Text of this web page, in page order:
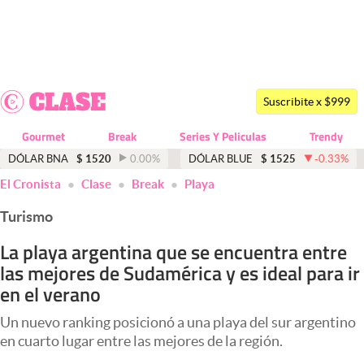
Dólar
Economía y Política
Finanzas y Mercados
Mercados Online
Negocios
Columnistas
Apertura
Suscribite x $999
Gourmet Break Series Y Peliculas Trendy
DÓLAR BNA $ 1520 0.00% DÓLAR BLUE $ 1525 -0.33%
El Cronista Clase Break Playa
Turismo
La playa argentina que se encuentra entre
las mejores de Sudamérica y es ideal para ir
en el verano
Un nuevo ranking posicionó a una playa del sur argentino
en cuarto lugar entre las mejores de la región.